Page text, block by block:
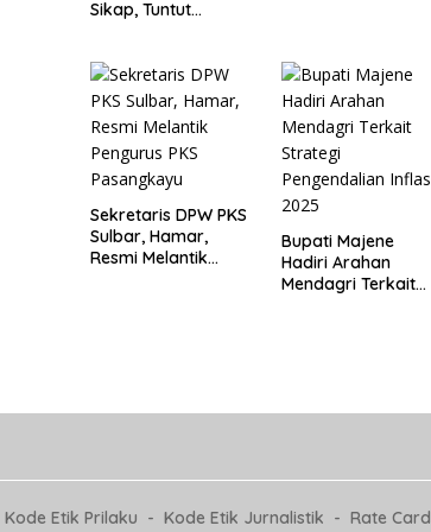
Sikap, Tuntut
Desa
Sekretaris DPW PKS
Sulbar, Hamar,
Resmi Melantik
Bupati Majene
Hadiri Arahan
Mendagri Terkait
Kode Etik Prilaku Kode Etik Jurnalistik Rate Card